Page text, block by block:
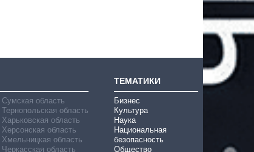
Сумская область
Тернопольская область
Харьковская область
Херсонская область
Хмельницкая область
Черкасская область
ТЕМАТИКИ
Бизнес
Культура
Наука
Национальная
безопасность
Общество